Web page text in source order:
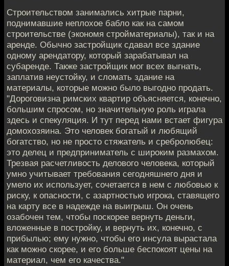
Строительством занимались хитрые парни,
поднимавшие неплохое бабло как на самом
строительстве (экономя стройматериалы), так и на
аренде. Обычно застройщик сдавал все здание
одному арендатору, который зарабатывал на
субаренде. Также застройщик мог всех выгнать,
заплатив неустойку, и сломать здание на
материалы, которые можно было выгодно продать.
"Дороговизна римских квартир объясняется, конечно,
большим спросом, но значительную роль играла
здесь и спекуляция. И тут перед нами встает фигура
домохозяина. Это человек богатый и любящий
богатство, но не просто стяжатель и сребролюбец:
это делец и предприниматель с широким размахом.
Трезвая расчетливость делового человека, который
умно учитывает требования сегодняшнего дня и
умело их использует, сочетается в нем с любовью к
риску, к опасности, с азартностью игрока, ставящего
на карту все в надежде на выигрыш. Он очень
озабочен тем, чтобы поскорее вернуть деньги,
вложенные в постройку, и вернуть их, конечно, с
прибылью; ему нужно, чтобы его инсула вырастала
как можно скорее, и его больше беспокоят цены на
материал, чем его качества."